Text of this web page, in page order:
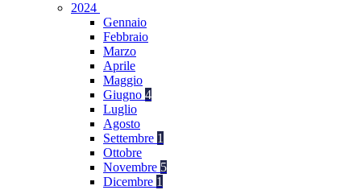
2024
Gennaio
Febbraio
Marzo
Aprile
Maggio
Giugno 4
Luglio
Agosto
Settembre 1
Ottobre
Novembre 5
Dicembre 1